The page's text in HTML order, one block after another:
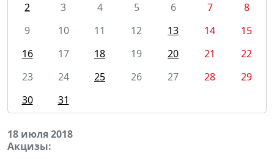
2
3 4 5 6 7
8
9
10 11 12 13 14
15
16
17 18 19 20 21
22
23
24 25 26 27 28
29
30
31
18 июля 2018
Акцизы: